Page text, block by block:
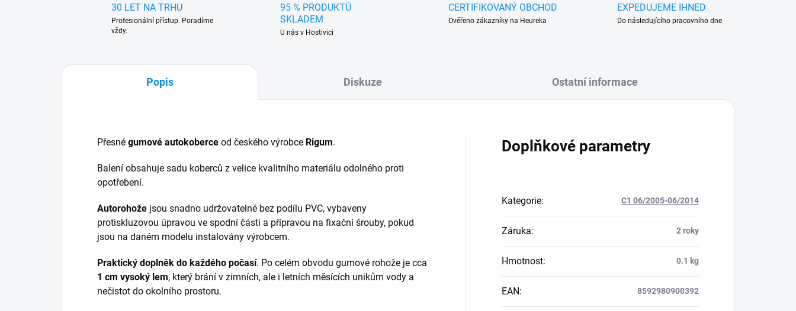
30 LET NA TRHU
Profesionální přístup. Poradíme
vždy.
95 % PRODUKTŮ
SKLADEM
U nás v Hostivici
CERTIFIKOVANÝ OBCHOD
Ověřeno zákazníky na Heureka
EXPEDUJEME IHNED
Do následujícího pracovního dne
Popis Diskuze Ostatní informace
Přesné gumové autokoberce od českého výrobce Rigum.
Balení obsahuje sadu koberců z velice kvalitního materiálu odolného proti
opotřebení.
Autorohože jsou snadno udržovatelné bez podílu PVC, vybaveny
protiskluzovou úpravou ve spodní části a přípravou na fixační šrouby, pokud
jsou na daném modelu instalovány výrobcem.
Praktický doplněk do každého počasí. Po celém obvodu gumové rohože je cca
1 cm vysoký lem, který brání v zimních, ale i letních měsících unikům vody a
nečistot do okolního prostoru.
Doplňkové parametry
Kategorie: C1 06/2005-06/2014
Záruka: 2 roky
Hmotnost: 0.1 kg
EAN: 8592980900392